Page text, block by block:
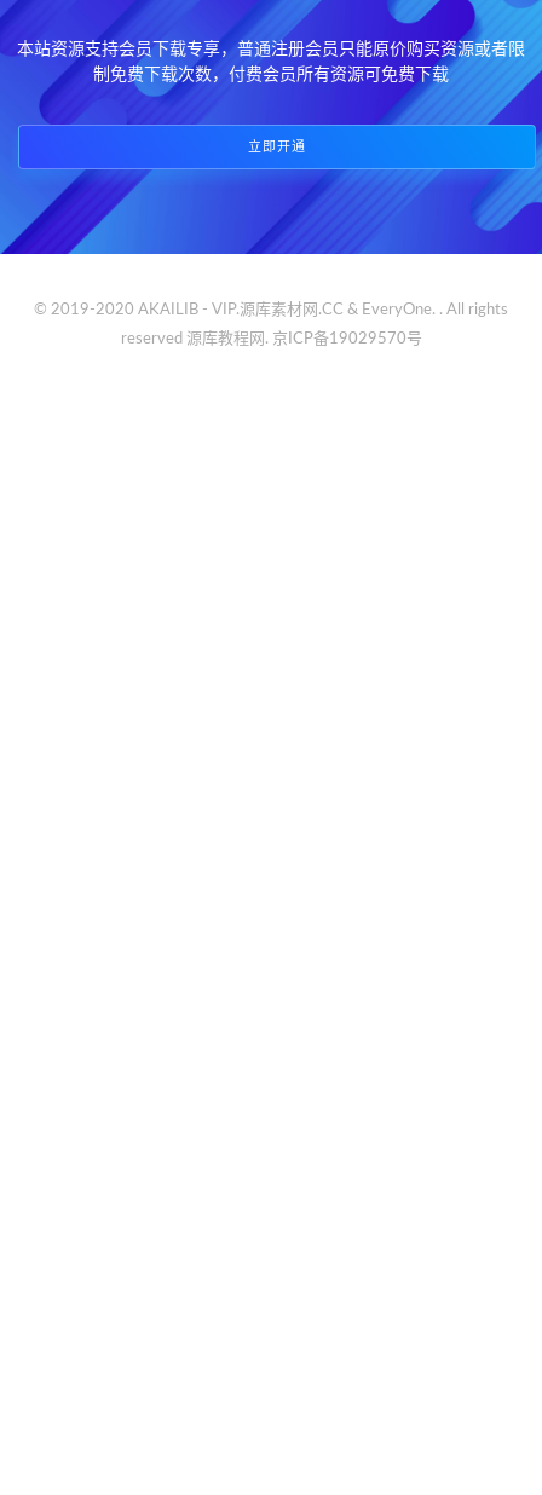
本站资源支持会员下载专享，普通注册会员只能原价购买资源或者限
制免费下载次数，付费会员所有资源可免费下载
立即开通
© 2019-2020 AKAILIB - VIP.源库素材网.CC & EveryOne. . All rights
reserved 源库教程网. 京ICP备19029570号